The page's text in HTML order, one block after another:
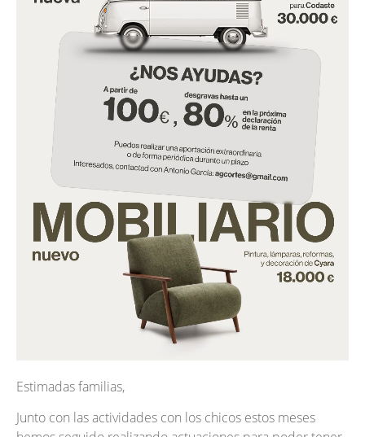
Estimadas familias,
Junto con las actividades con los chicos estos meses